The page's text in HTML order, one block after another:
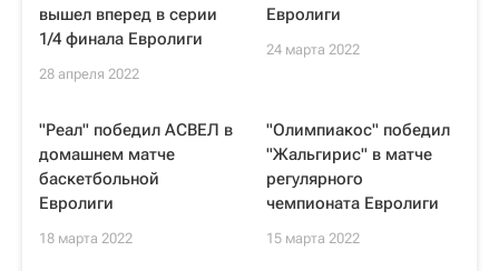
вышел вперед в серии
1/4 финала Евролиги
28 апреля 2022
Евролиги
24 марта 2022
"Реал" победил АСВЕЛ в
домашнем матче
баскетбольной
Евролиги
18 марта 2022
"Олимпиакос" победил
"Жальгирис" в матче
регулярного
чемпионата Евролиги
15 марта 2022